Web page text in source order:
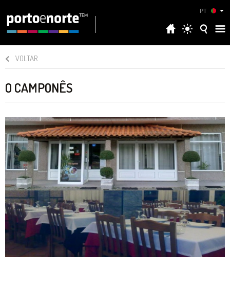
PT
VOLTAR
O CAMPONÊS